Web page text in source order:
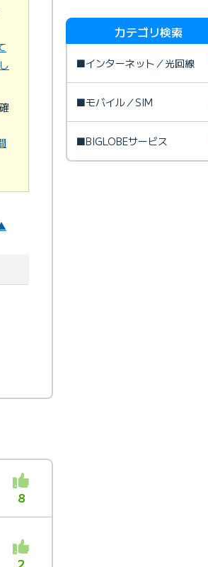
8
カテゴリ検索
■インターネット／光回線
■モバイル／SIM
■BIGLOBEサービス